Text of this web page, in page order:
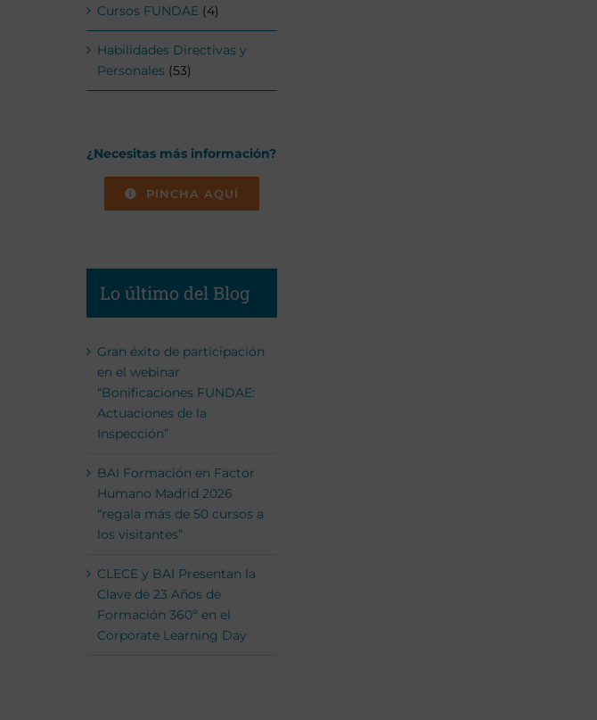
Cursos FUNDAE (4)
Habilidades Directivas y
Personales (53)
¿Necesitas más información?
PINCHA AQUÍ
Lo último del Blog
Gran éxito de participación
en el webinar
“Bonificaciones FUNDAE:
Actuaciones de la
Inspección”
BAI Formación en Factor
Humano Madrid 2026
“regala más de 50 cursos a
los visitantes”
CLECE y BAI Presentan la
Clave de 23 Años de
Formación 360º en el
Corporate Learning Day